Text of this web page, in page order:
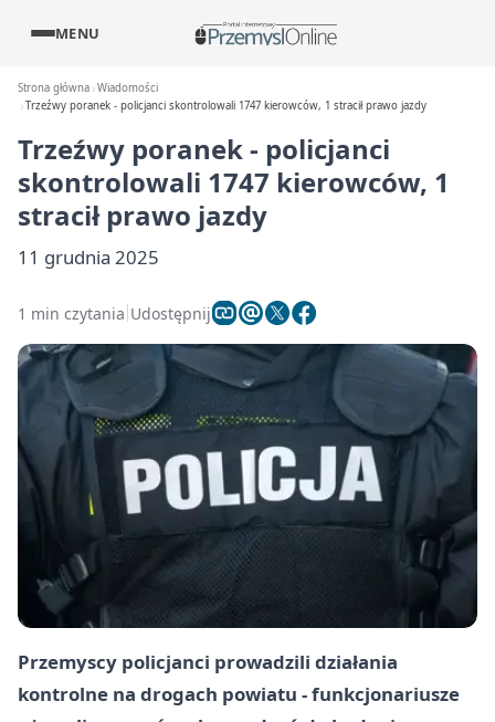
MENU
Strona główna Wiadomości
Trzeźwy poranek - policjanci skontrolowali 1747 kierowców, 1 stracił prawo jazdy
Trzeźwy poranek - policjanci
skontrolowali 1747 kierowców, 1
stracił prawo jazdy
11 grudnia 2025
1 min czytania Udostępnij
Przemyscy policjanci prowadzili działania
kontrolne na drogach powiatu - funkcjonariusze